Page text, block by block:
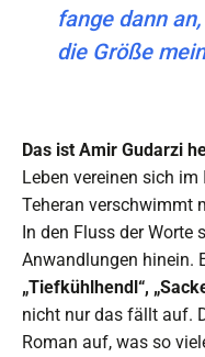
fange dann
die Größe
Das ist Amir Gudarzi
Leben vereinen sich
Teheran verschwimmt
In den Fluss der Worte
Anwandlungen hinein.
„Tiefkühlhendl“,
nicht nur das fällt auf.
Roman auf, was so